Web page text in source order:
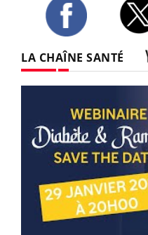
LA CHAÎNE SANTÉ